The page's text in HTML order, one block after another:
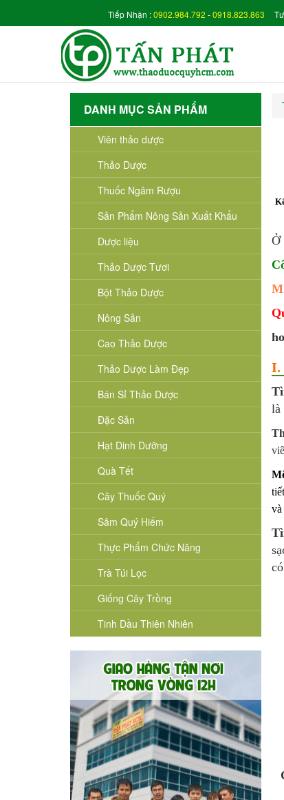
Tiếp Nhận :0902.984.792 -0918.823.863
DANH MỤC SẢN PHẨM
Viên thảo dược
Thảo Dược
Thuốc Ngâm Rượu
Sản Phẩm Nông Sản Xuất Khẩu
Dược liệu
Thảo Dược Tươi
Bột Thảo Dược
Nông Sản
Cao Thảo Dược
Thảo Dược Làm Đẹp
Bán Sỉ Thảo Dược
Đặc Sản
Hạt Dinh Dưỡng
Quà Tết
Cây Thuốc Quý
Sâm Quý Hiếm
Thực Phẩm Chức Năng
Trà Túi Lọc
Giống Cây Trồng
Tinh Dầu Thiên Nhiên
Ở
I.
là
và